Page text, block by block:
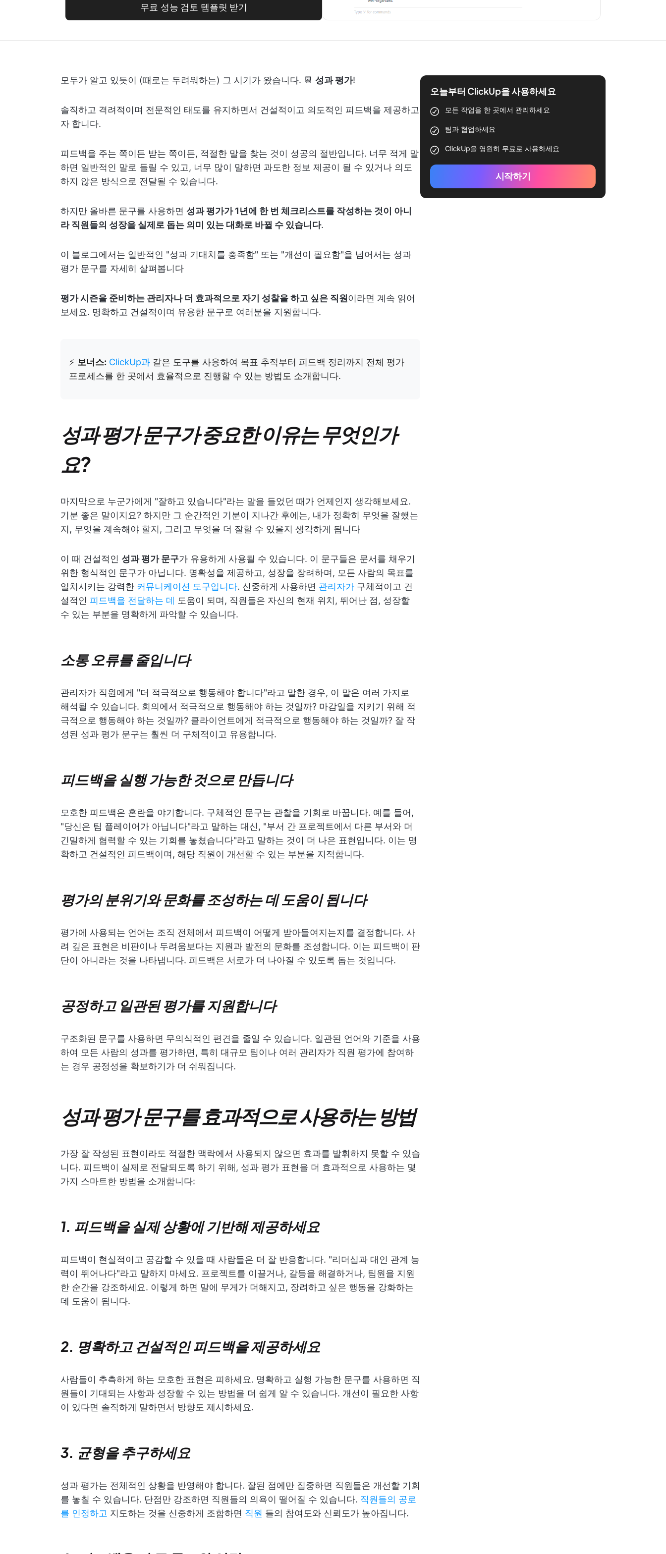
무료 성능 검토 템플릿 받기
모두가 알고 있듯이 (때로는 두려워하는) 그 시기가 왔습니다. 📆 성과 평가!
솔직하고 격려적이며 전문적인 태도를 유지하면서 건설적이고 의도적인 피드백을 제공하고
자 합니다.
피드백을 주는 쪽이든 받는 쪽이든, 적절한 말을 찾는 것이 성공의 절반입니다. 너무 적게 말
하면 일반적인 말로 들릴 수 있고, 너무 많이 말하면 과도한 정보 제공이 될 수 있거나 의도
하지 않은 방식으로 전달될 수 있습니다.
하지만 올바른 문구를 사용하면 성과 평가가 1년에 한 번 체크리스트를 작성하는 것이 아니
라 직원들의 성장을 실제로 돕는 의미 있는 대화로 바뀔 수 있습니다.
이 블로그에서는 일반적인 "성과 기대치를 충족함" 또는 "개선이 필요함"을 넘어서는 성과
평가 문구를 자세히 살펴봅니다
평가 시즌을 준비하는 관리자나 더 효과적으로 자기 성찰을 하고 싶은 직원 이라면 계속 읽어
보세요. 명확하고 건설적이며 유용한 문구로 여러분을 지원합니다.
⚡️ 보너스: ClickUp과 같은 도구를 사용하여 목표 추적부터 피드백 정리까지 전체 평가
프로세스를 한 곳에서 효율적으로 진행할 수 있는 방법도 소개합니다.
성과 평가 문구가 중요한 이유는 무엇인가
요?
마지막으로 누군가에게 "잘하고 있습니다"라는 말을 들었던 때가 언제인지 생각해보세요.
기분 좋은 말이지요? 하지만 그 순간적인 기분이 지나간 후에는, 내가 정확히 무엇을 잘했는
지, 무엇을 계속해야 할지, 그리고 무엇을 더 잘할 수 있을지 생각하게 됩니다
이 때 건설적인 성과 평가 문구가 유용하게 사용될 수 있습니다. 이 문구들은 문서를 채우기
위한 형식적인 문구가 아닙니다. 명확성을 제공하고, 성장을 장려하며, 모든 사람의 목표를
일치시키는 강력한 커뮤니케이션 도구입니다. 신중하게 사용하면 관리자가 구체적이고 건
설적인 피드백을 전달하는 데 도움이 되며, 직원들은 자신의 현재 위치, 뛰어난 점, 성장할
수 있는 부분을 명확하게 파악할 수 있습니다.
소통 오류를 줄입니다
관리자가 직원에게 "더 적극적으로 행동해야 합니다"라고 말한 경우, 이 말은 여러 가지로
해석될 수 있습니다. 회의에서 적극적으로 행동해야 하는 것일까? 마감일을 지키기 위해 적
극적으로 행동해야 하는 것일까? 클라이언트에게 적극적으로 행동해야 하는 것일까? 잘 작
성된 성과 평가 문구는 훨씬 더 구체적이고 유용합니다.
피드백을 실행 가능한 것으로 만듭니다
모호한 피드백은 혼란을 야기합니다. 구체적인 문구는 관찰을 기회로 바꿉니다. 예를 들어,
"당신은 팀 플레이어가 아닙니다"라고 말하는 대신, "부서 간 프로젝트에서 다른 부서와 더
긴밀하게 협력할 수 있는 기회를 놓쳤습니다"라고 말하는 것이 더 나은 표현입니다. 이는 명
확하고 건설적인 피드백이며, 해당 직원이 개선할 수 있는 부분을 지적합니다.
평가의 분위기와 문화를 조성하는 데 도움이 됩니다
평가에 사용되는 언어는 조직 전체에서 피드백이 어떻게 받아들여지는지를 결정합니다. 사
려 깊은 표현은 비판이나 두려움보다는 지원과 발전의 문화를 조성합니다. 이는 피드백이 판
단이 아니라는 것을 나타냅니다. 피드백은 서로가 더 나아질 수 있도록 돕는 것입니다.
공정하고 일관된 평가를 지원합니다
구조화된 문구를 사용하면 무의식적인 편견을 줄일 수 있습니다. 일관된 언어와 기준을 사용
하여 모든 사람의 성과를 평가하면, 특히 대규모 팀이나 여러 관리자가 직원 평가에 참여하
는 경우 공정성을 확보하기가 더 쉬워집니다.
성과 평가 문구를 효과적으로 사용하는 방법
가장 잘 작성된 표현이라도 적절한 맥락에서 사용되지 않으면 효과를 발휘하지 못할 수 있습
니다. 피드백이 실제로 전달되도록 하기 위해, 성과 평가 표현을 더 효과적으로 사용하는 몇
가지 스마트한 방법을 소개합니다:
1. 피드백을 실제 상황에 기반해 제공하세요
피드백이 현실적이고 공감할 수 있을 때 사람들은 더 잘 반응합니다. "리더십과 대인 관계 능
력이 뛰어나다"라고 말하지 마세요. 프로젝트를 이끌거나, 갈등을 해결하거나, 팀원을 지원
한 순간을 강조하세요. 이렇게 하면 말에 무게가 더해지고, 장려하고 싶은 행동을 강화하는
데 도움이 됩니다.
2. 명확하고 건설적인 피드백을 제공하세요
사람들이 추측하게 하는 모호한 표현은 피하세요. 명확하고 실행 가능한 문구를 사용하면 직
원들이 기대되는 사항과 성장할 수 있는 방법을 더 쉽게 알 수 있습니다. 개선이 필요한 사항
이 있다면 솔직하게 말하면서 방향도 제시하세요.
3. 균형을 추구하세요
성과 평가는 전체적인 상황을 반영해야 합니다. 잘된 점에만 집중하면 직원들은 개선할 기회
를 놓칠 수 있습니다. 단점만 강조하면 직원들의 의욕이 떨어질 수 있습니다. 직원들의 공로
를 인정하고 지도하는 것을 신중하게 조합하면 직원 들의 참여도와 신뢰도가 높아집니다.
오늘부터 ClickUp을 사용하세요
모든 작업을 한 곳에서 관리하세요
팀과 협업하세요
ClickUp을 영원히 무료로 사용하세요
시작하기